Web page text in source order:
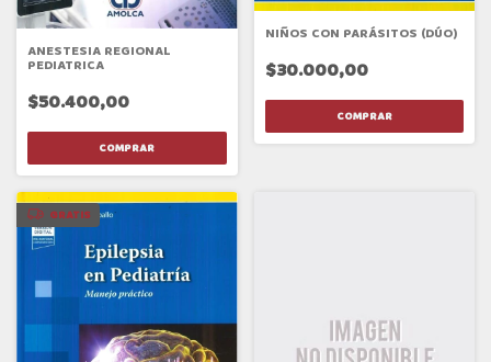
ANESTESIA REGIONAL
PEDIATRICA
$50.400,00
NIÑOS CON PARÁSITOS (DÚO)
$30.000,00
GRATIS